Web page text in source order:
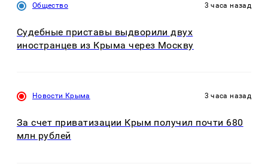
Общество 3 часа назад
Судебные приставы выдворили двух
иностранцев из Крыма через Москву
Новости Крыма 3 часа назад
За счет приватизации Крым получил почти 680
млн рублей